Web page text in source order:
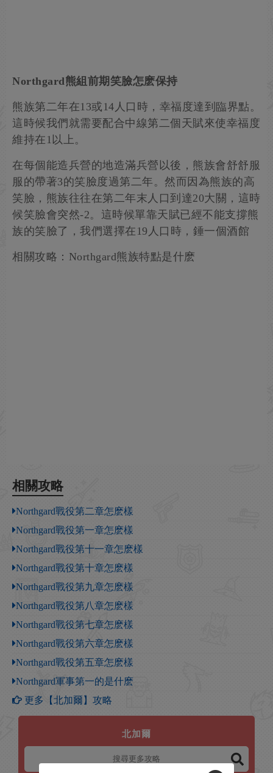
Northgard熊組前期笑臉怎麽保持
熊族第二年在13或14人口時，幸福度達到臨界點。
這時候我們就需要配合中線第二個天賦來使幸福度
維持在1以上。
在每個能造兵營的地造滿兵營以後，熊族會舒舒服
服的帶著3的笑臉度過第二年。然而因為熊族的高
笑臉，熊族往往在第二年末人口到達20大關，這時
候笑臉會突然-2。這時候單靠天賦已經不能支撐熊
族的笑臉了，我們選擇在19人口時，錘一個酒館
相關攻略：Northgard熊族特點是什麽
相關攻略
Northgard戰役第二章怎麽樣
Northgard戰役第一章怎麽樣
Northgard戰役第十一章怎麽樣
Northgard戰役第十章怎麽樣
Northgard戰役第九章怎麽樣
Northgard戰役第八章怎麽樣
Northgard戰役第七章怎麽樣
Northgard戰役第六章怎麽樣
Northgard戰役第五章怎麽樣
Northgard軍事第一的是什麽
更多【北加爾】攻略
北加爾